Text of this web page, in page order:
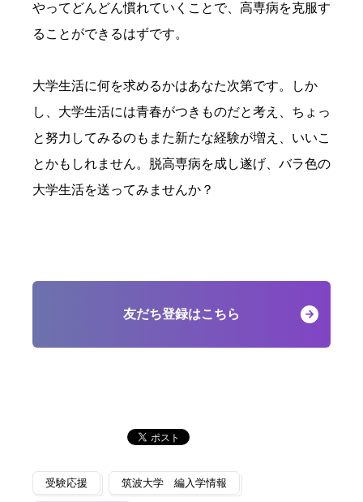
やってどんどん慣れていくことで、高専病を克服す
ることができるはずです。
大学生活に何を求めるかはあなた次第です。しか
し、大学生活には青春がつきものだと考え、ちょっ
と努力してみるのもまた新たな経験が増え、いいこ
とかもしれません。脱高専病を成し遂げ、バラ色の
大学生活を送ってみませんか？
友だち登録はこちら
受験応援 筑波大学 編入学情報